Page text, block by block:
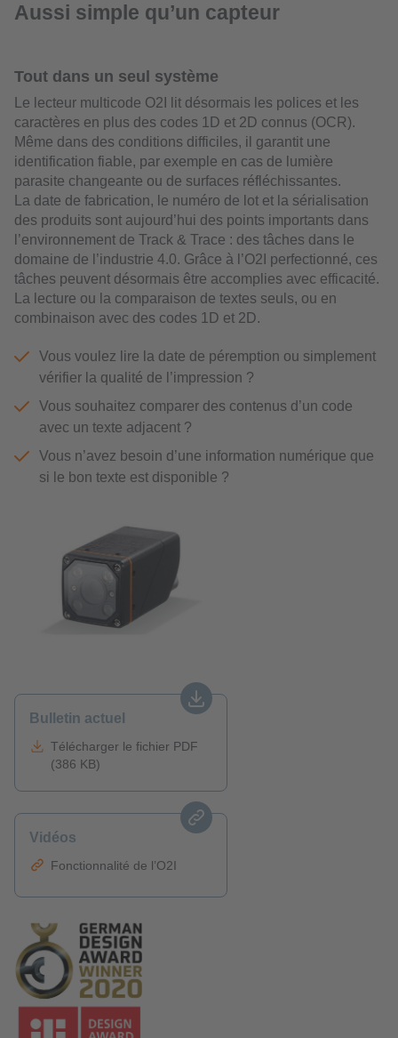
Aussi simple qu’un capteur
Tout dans un seul système
Le lecteur multicode O2I lit désormais les polices et les
caractères en plus des codes 1D et 2D connus (OCR).
Même dans des conditions difficiles, il garantit une
identification fiable, par exemple en cas de lumière
parasite changeante ou de surfaces réfléchissantes.
La date de fabrication, le numéro de lot et la sérialisation
des produits sont aujourd’hui des points importants dans
l’environnement de Track & Trace : des tâches dans le
domaine de l’industrie 4.0. Grâce à l’O2I perfectionné, ces
tâches peuvent désormais être accomplies avec efficacité.
La lecture ou la comparaison de textes seuls, ou en
combinaison avec des codes 1D et 2D.
Vous voulez lire la date de péremption ou simplement
vérifier la qualité de l’impression ?
Vous souhaitez comparer des contenus d’un code
avec un texte adjacent ?
Vous n’avez besoin d’une information numérique que
si le bon texte est disponible ?
Bulletin actuel
Télécharger le fichier PDF
(386 KB)
Vidéos
Fonctionnalité de l’O2I